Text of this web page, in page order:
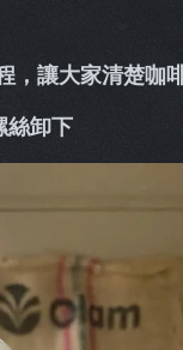
，讓大家清楚咖
絲卸下